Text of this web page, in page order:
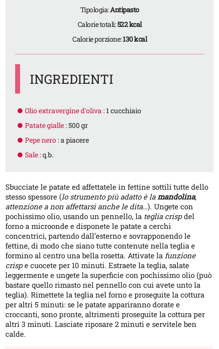
Tipologia:Antipasto
Calorie totali:522 kcal
Calorie porzione:130 kcal
INGREDIENTI
Olio extravergine d'oliva : 1 cucchiaio
Patate gialle : 500 gr
Pepe nero : a piacere
Sale : q.b.
Sbucciate le patate ed affettatele in fettine sottili tutte dello
stesso spessore (lo strumento più adatto è lamandolina,
attenzione a non affettarsi anche le dita…). Ungete con
pochissimo olio, usando un pennello, la teglia crispdel
forno a microonde e disponete le patate a cerchi
concentrici, partendo dall’esterno e sovrapponendo le
fettine, di modo che siano tutte contenute nella teglia e
formino al centro una bella rosetta. Attivate lafunzione
crispe cuocete per 10 minuti. Estraete la teglia, salate
leggermente e ungete la superficie con pochissimo olio (può
bastare quello rimasto nel pennello con cui avete unto la
teglia). Rimettete la teglia nel forno e proseguite la cottura
per altri 5 minuti: se le patate appariranno dorate e
croccanti, sono pronte, altrimenti proseguite la cottura per
altri 3 minuti. Lasciate riposare 2 minuti e servitele ben
calde.